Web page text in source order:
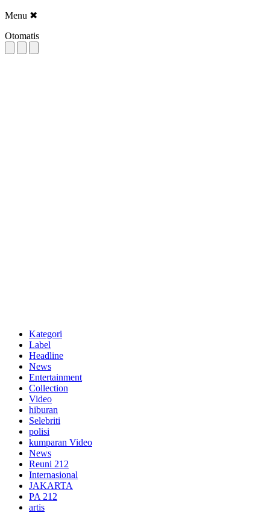
Menu ✖
Otomatis
Kategori
Label
Headline
News
Entertainment
Collection
Video
hiburan
Selebriti
polisi
kumparan Video
News
Reuni 212
Internasional
JAKARTA
PA 212
artis